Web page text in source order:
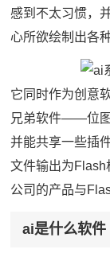
感到不太习惯，
心所欲绘制出各
它同时作为创意
兄弟软件——位图
并能共享一些插
文件输出为
公司的产品与
ai是什么软件